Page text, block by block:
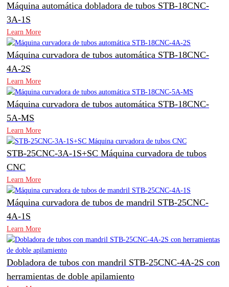
Máquina automática dobladora de tubos STB-18CNC-
3A-1S
Learn More
Máquina curvadora de tubos automática STB-18CNC-
4A-2S
Learn More
Máquina curvadora de tubos automática STB-18CNC-
5A-MS
Learn More
STB-25CNC-3A-1S+SC Máquina curvadora de tubos
CNC
Learn More
Máquina curvadora de tubos de mandril STB-25CNC-
4A-1S
Learn More
Dobladora de tubos con mandril STB-25CNC-4A-2S con
herramientas de doble apilamiento